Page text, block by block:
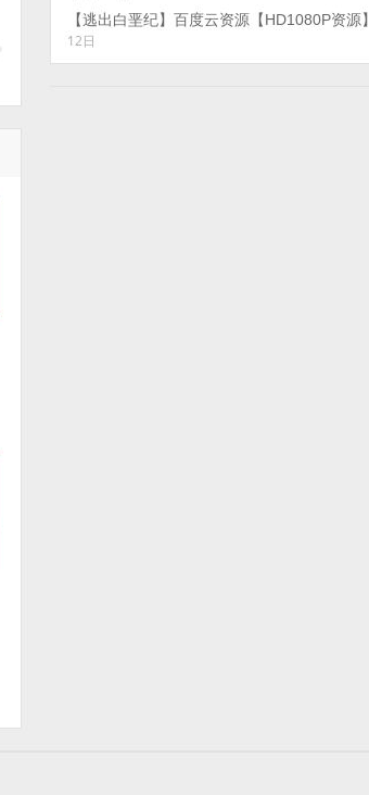
【逃出白垩纪】百度云资源【HD1080P资源】
12日